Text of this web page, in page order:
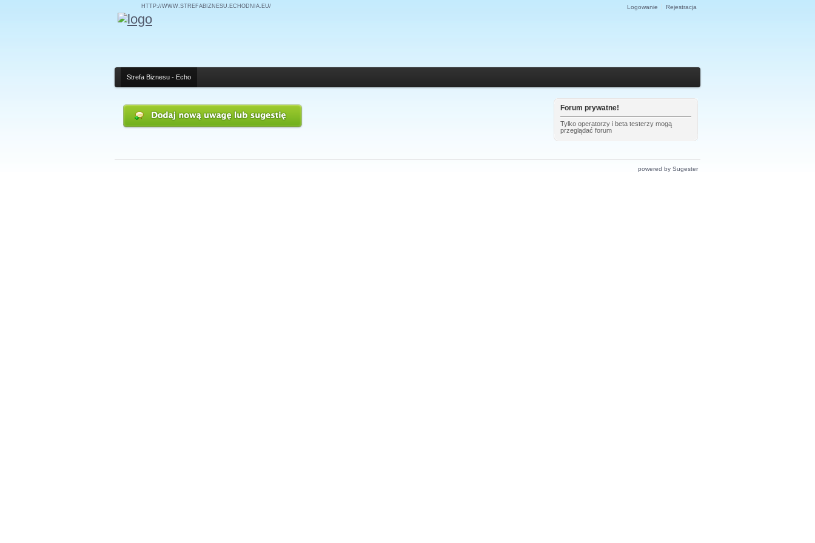
HTTP://WWW.STREFABIZNESU.ECHODNIA.EU/ Logowanie Rejestracja
Strefa Biznesu - Echo
Forum prywatne!
Tylko operatorzy i beta testerzy mogą
przeglądać forum
powered by Sugester